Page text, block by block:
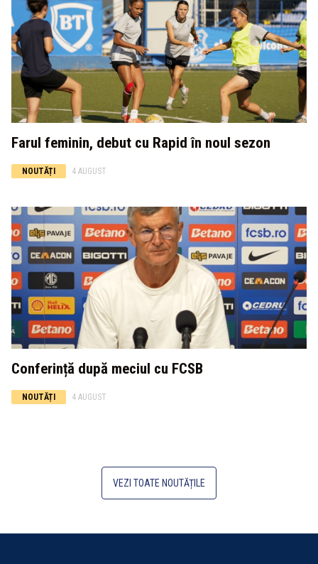
Farul feminin, debut cu Rapid în noul sezon
NOUTĂȚI 4 AUGUST
Conferință după meciul cu FCSB
NOUTĂȚI 4 AUGUST
VEZI TOATE NOUTĂȚILE